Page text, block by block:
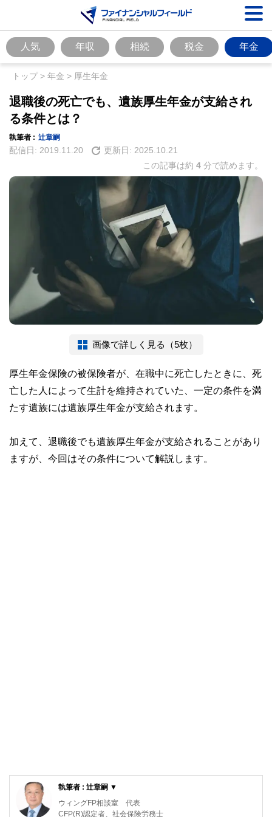
人気 年収 相続 税金 年金
トップ> 年金 > 厚生年金
退職後の死亡でも、遺族厚生年金が支給され
る条件とは？
執筆者 : 辻章嗣
配信日: 2019.11.20 更新日: 2025.10.21
この記事は約 4 分で読めます。
画像で詳しく見る（5枚）
厚生年金保険の被保険者が、在職中に死亡したときに、死
亡した人によって生計を維持されていた、一定の条件を満
たす遺族には遺族厚生年金が支給されます。
加えて、退職後でも遺族厚生年金が支給されることがあり
ますが、今回はその条件について解説します。
執筆者 : 辻章嗣 ▼
ウィングFP相談室 代表
CFP(R)認定者、社会保険労務士